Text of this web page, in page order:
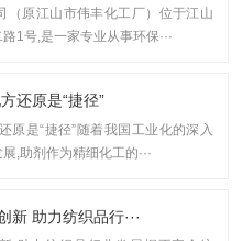
（原江山市伟丰化工厂）位于江山
1号,是一家专业从事环保···
还原是“捷径”
原是“捷径”随着我国工业化的深入
,助剂作为精细化工的···
新 助力纺织品行···